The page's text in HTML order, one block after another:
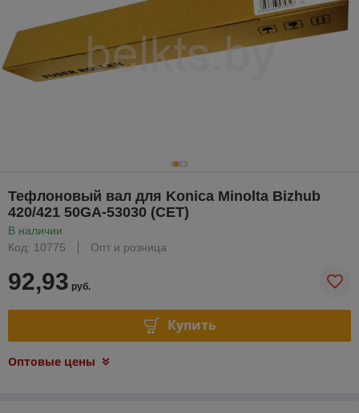
Тефлоновый вал для Konica Minolta Bizhub
420/421 50GA-53030 (CET)
В наличии
Код: 10775
Опт и розница
92,93 руб.
Купить
Оптовые цены